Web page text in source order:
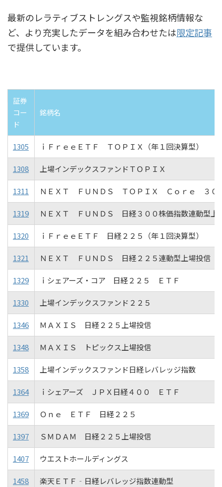
最新のレラティブストレングスや監視銘柄情報な
ど、より充実したデータを組み合わせたは限定記事
で提供しています。
証券
コー
ド
銘柄名
1305 ｉＦｒｅｅＥＴＦ ＴＯＰＩＸ（年１回決算型）
1308 上場インデックスファンドＴＯＰＩＸ
1311 ＮＥＸＴ ＦＵＮＤＳ ＴＯＰＩＸ Ｃｏｒｅ ３０
1319 ＮＥＸＴ ＦＵＮＤＳ 日経３００株価指数連動型上
1320 ｉＦｒｅｅＥＴＦ 日経２２５（年１回決算型）
1321 ＮＥＸＴ ＦＵＮＤＳ 日経２２５連動型上場投信
1329 ｉシェアーズ・コア 日経２２５ ＥＴＦ
1330 上場インデックスファンド２２５
1346 ＭＡＸＩＳ 日経２２５上場投信
1348 ＭＡＸＩＳ トピックス上場投信
1358 上場インデックスファンド日経レバレッジ指数
1364 ｉシェアーズ ＪＰＸ日経４００ ＥＴＦ
1369 Ｏｎｅ ＥＴＦ 日経２２５
1397 ＳＭＤＡＭ 日経２２５上場投信
1407 ウエストホールディングス
1458 楽天ＥＴＦ‐日経レバレッジ指数連動型